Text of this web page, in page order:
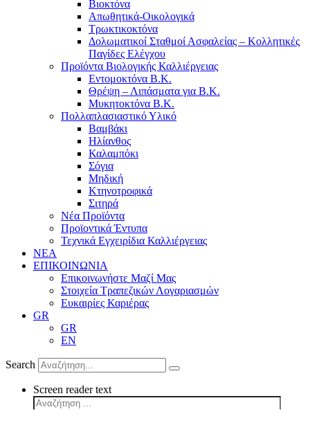
Βιοκτόνα
Απωθητικά-Οικολογικά
Τρωκτικοκτόνα
Δολωματικοί Σταθμοί Ασφαλείας – Κολλητικές
Παγίδες Ελέγχου
Προϊόντα Βιολογικής Καλλιέργειας
Εντομοκτόνα Β.Κ.
Θρέψη – Λιπάσματα για Β.Κ.
Μυκητοκτόνα Β.Κ.
Πολλαπλασιαστικό Υλικό
Βαμβάκι
Ηλίανθος
Καλαμπόκι
Σόγια
Μηδική
Κτηνοτροφικά
Σιτηρά
Νέα Προϊόντα
Προϊοντικά Έντυπα
Τεχνικά Εγχειρίδια Καλλιέργειας
ΝΕΑ
ΕΠΙΚΟΙΝΩΝΙΑ
Επικοινωνήστε Μαζί Μας
Στοιχεία Τραπεζικών Λογαριασμών
Ευκαιρίες Καριέρας
GR
GR
EN
Search
Screen reader text